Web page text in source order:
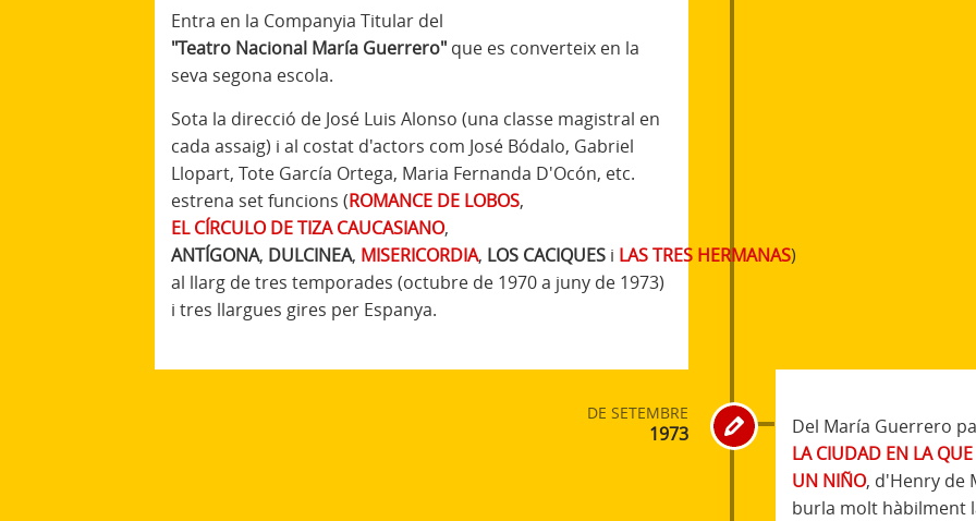
Entra en la Companyia Titular del
"Teatro Nacional María Guerrero" que es converteix en la
seva segona escola.
Sota la direcció de José Luis Alonso (una classe magistral en
cada assaig) i al costat d'actors com José Bódalo, Gabriel
Llopart, Tote García Ortega, Maria Fernanda D'Ocón, etc.
estrena set funcions (ROMANCE DE LOBOS,
EL CÍRCULO DE TIZA CAUCASIANO,
ANTÍGONA, DULCINEA, MISERICORDIA, LOS CACIQUES i LAS TRES HERMANAS)
al llarg de tres temporades (octubre de 1970 a juny de 1973)
i tres llargues gires per Espanya.
DE SETEMBRE
1973
Del María Guerrero
LA CIUDAD EN LA
UN NIÑO, d'Henry de
burla molt hàbilment